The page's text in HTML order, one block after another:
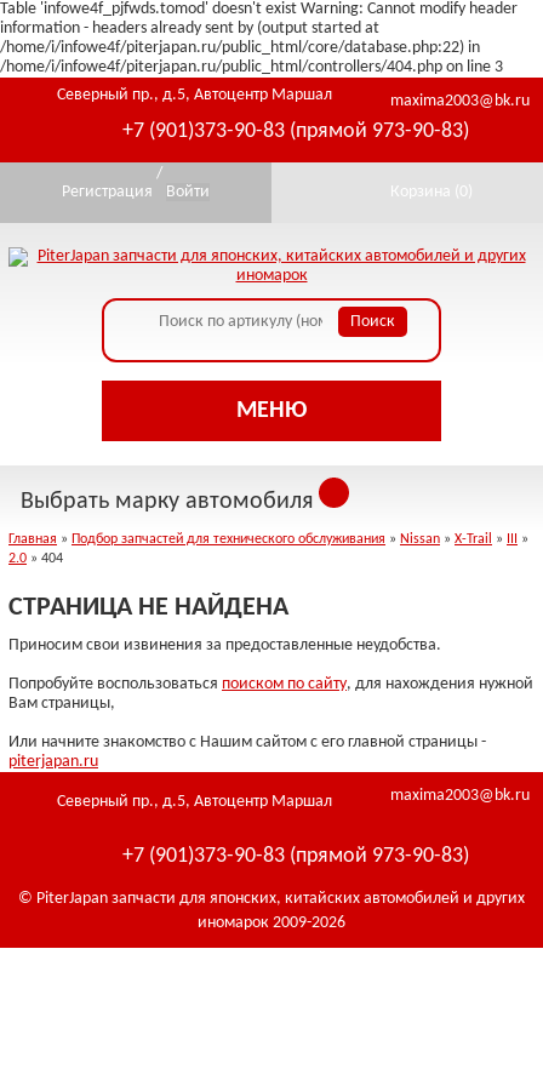
Table 'infowe4f_pjfwds.tomod' doesn't exist Warning: Cannot modify header
information - headers already sent by (output started at
/home/i/infowe4f/piterjapan.ru/public_html/core/database.php:22) in
/home/i/infowe4f/piterjapan.ru/public_html/controllers/404.php on line 3
Северный пр., д.5, Автоцентр Маршал
maxima2003@bk.ru
+7 (901)373-90-83 (прямой 973-90-83)
Регистрация
/
Войти
Корзина (0)
МЕНЮ
Выбрать марку автомобиля
Главная » Подбор запчастей для технического обслуживания » Nissan » X-Trail »
»
2.0 » 404
СТРАНИЦА НЕ НАЙДЕНА
Приносим свои извинения за предоставленные неудобства.
Попробуйте воспользоваться поиском по сайту, для нахождения нужной
Вам страницы,
Или начните знакомство с Нашим сайтом с его главной страницы -
piterjapan.ru
Северный пр., д.5, Автоцентр Маршал maxima2003@bk.ru
+7 (901)373-90-83 (прямой 973-90-83)
© PiterJapan запчасти для японских, китайских автомобилей и других
иномарок 2009-2026